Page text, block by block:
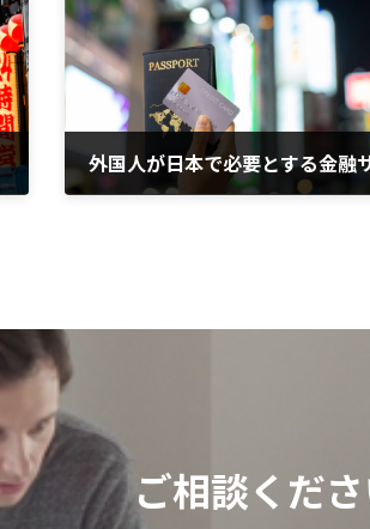
外国人が日本で必要とする金融
ご相談くだ